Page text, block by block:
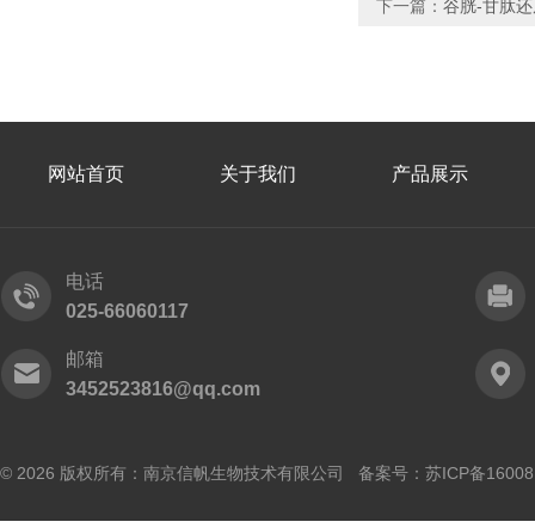
下一篇： 谷胱-甘肽
网站首页 关于我们 产品展示
电话
025-66060117
邮箱
3452523816@qq.com
© 2026 版权所有：南京信帆生物技术有限公司 备案号： 苏ICP备